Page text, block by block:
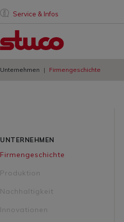
Service & Infos
Unternehmen Firmengeschichte
UNTERNEHMEN
Firmengeschichte
Produktion
Nachhaltigkeit
Innovationen